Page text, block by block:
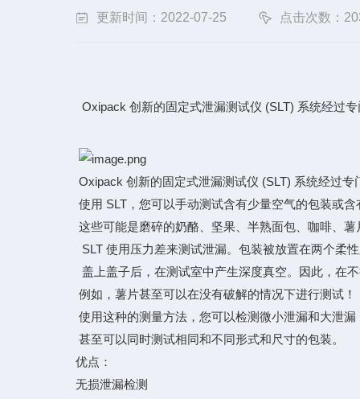
更新时间：2022-07-25 点击次数：
Oxipack 创新的固定式泄漏测试仪 (SLT) 系统经过
Oxipack 创新的固定式泄漏测试仪 (SLT) 系统经过
使用 SLT，您可以手动测试含有少量空气的包装或
这些可能是磨碎的奶酪、坚果、半熟面包、咖啡、薯
SLT 使用压力差来测试泄漏。 包装被放置在两个柔
盖上盖子后，在测试室中产生深度真空。 因此，在
例如，薯片甚至可以在没有破解的情况下进行测试！
使用这种的测量方法，您可以检测微小泄漏和大泄
甚至可以同时测试相同和不同形式和尺寸的包装。
优点：
无损泄漏检测